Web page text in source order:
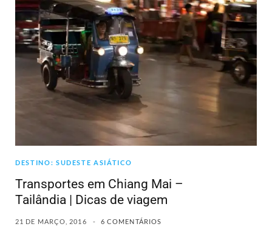
DESTINO: SUDESTE ASIÁTICO
Transportes em Chiang Mai –
Tailândia | Dicas de viagem
21 DE MARÇO, 2016 6 COMENTÁRIOS